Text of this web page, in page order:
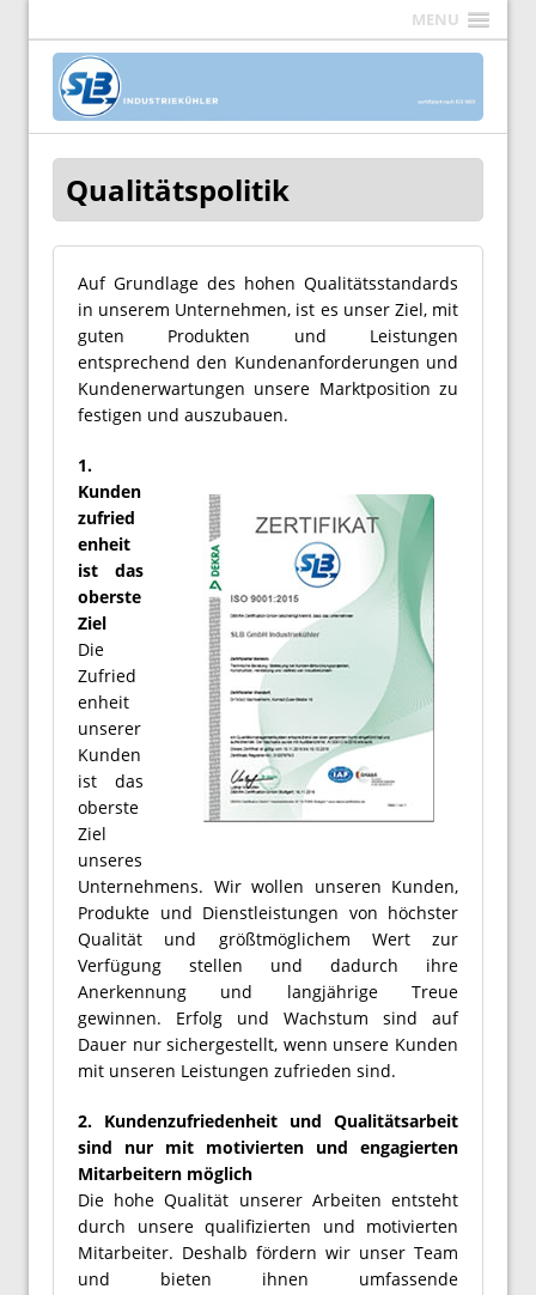
MENU
Qualitätspolitik
Auf Grundlage des hohen Qualitätsstandards
in unserem Unternehmen, ist es unser Ziel, mit
guten Produkten und Leistungen
entsprechend den Kundenanforderungen und
Kundenerwartungen unsere Marktposition zu
festigen und auszubauen.
1.
Kunden
zufried
enheit
ist das
oberste
Ziel
Die
Zufried
enheit
unserer
Kunden
ist das
oberste
Ziel
unseres
Unternehmens. Wir wollen unseren Kunden,
Produkte und Dienstleistungen von höchster
Qualität und größtmöglichem Wert zur
Verfügung stellen und dadurch ihre
Anerkennung und langjährige Treue
gewinnen. Erfolg und Wachstum sind auf
Dauer nur sichergestellt, wenn unsere Kunden
mit unseren Leistungen zufrieden sind.
2. Kundenzufriedenheit und Qualitätsarbeit
sind nur mit motivierten und engagierten
Mitarbeitern möglich
Die hohe Qualität unserer Arbeiten entsteht
durch unsere qualifizierten und motivierten
Mitarbeiter. Deshalb fördern wir unser Team
und bieten ihnen umfassende